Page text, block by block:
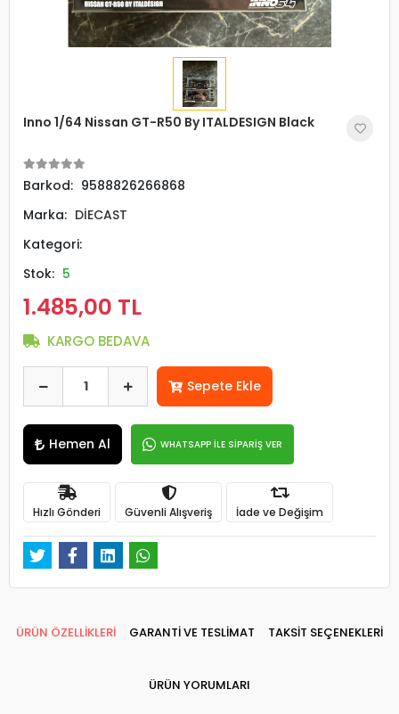
Inno 1/64 Nissan GT-R50 By ITALDESIGN Black
Barkod: 9588826266868
Marka: DİECAST
Kategori:
Stok: 5
1.485,00 TL
KARGO BEDAVA
Sepete Ekle
Hemen Al WHATSAPP İLE SİPARİŞ VER
Hızlı Gönderi Güvenli Alışveriş İade ve Değişim
ÜRÜN ÖZELLİKLERİ GARANTİ VE TESLİMAT TAKSİT SEÇENEKLERİ
ÜRÜN YORUMLARI